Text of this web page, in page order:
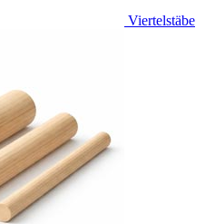
Viertelstäbe